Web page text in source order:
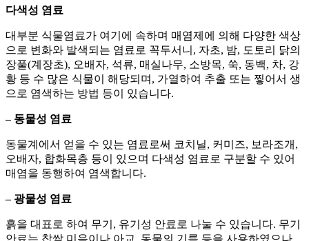
다색성 염료
대부분 식물염료가 여기에 속하며 매염제에 의해 다양한 색상
으로 변화와 발색되는 염료로 꼭두서니, 자초, 밤, 도토리 닭의
장풀(계장초), 오배자, 석류, 매실나무, 소방목, 쑥, 동백, 차, 강
황 등 수 많은 식물이 해당되며, 가열하여 추출 또는 찧어서 생
으로 염색하는 방법 등이 있습니다.
– 동물성 염료
동물계에서 얻을 수 있는 염료로써 코치닐, 커미즈, 보라조개,
오배자, 합화목층 등이 있으며 다색성 염료로 구분할 수 있어
매염을 동행하여 염색합니다.
– 광물성 염료
흙을 대표로 하여 무기, 유기성 안료로 나눌 수 있습니다. 무기